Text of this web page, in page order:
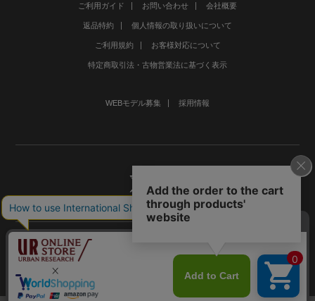
ご利用ガイド お問い合わせ 会社概要
返品特約 個人情報の取り扱いについて
ご利用規約 お客様対応について
特定商取引法・古物営業法に基づく表示
WEBモデル募集 採用情報